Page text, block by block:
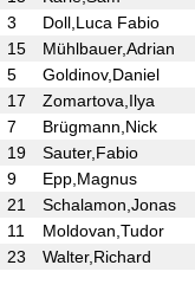
3 Doll,Luca Fabio
15 Mühlbauer,Adrian
5 Goldinov,Daniel
17 Zomartova,Ilya
7 Brügmann,Nick
19 Sauter,Fabio
9 Epp,Magnus
21 Schalamon,Jonas
11 Moldovan,Tudor
23 Walter,Richard